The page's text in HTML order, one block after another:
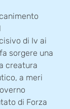
di Iv ai
sorgere una
creatura
a meri
di Forza